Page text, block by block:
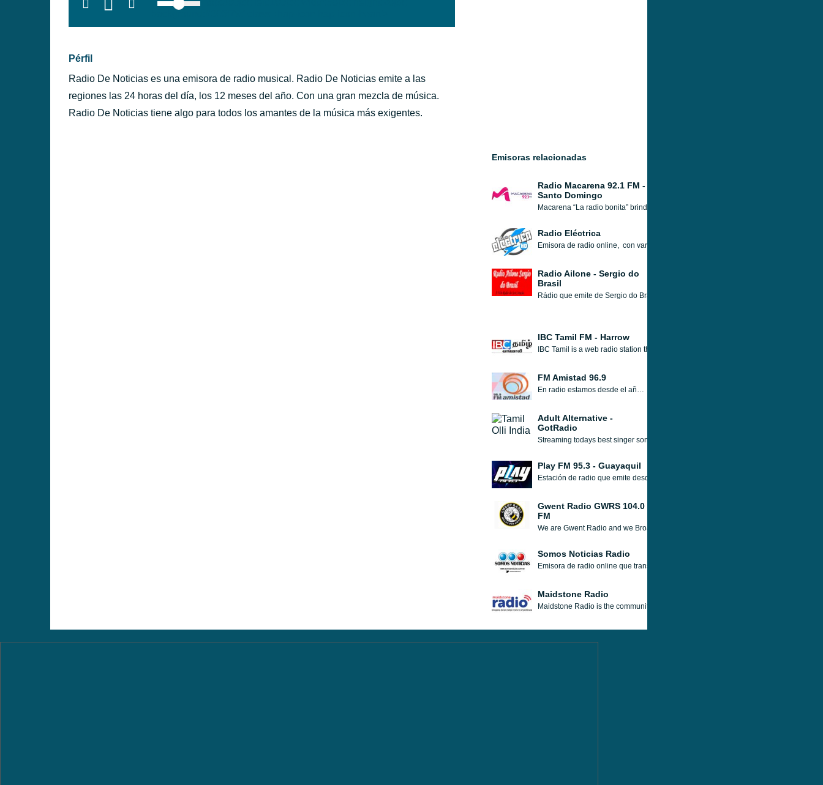
Pérfil
Radio De Noticias es una emisora de radio musical. Radio De Noticias emite a las
regiones las 24 horas del día, los 12 meses del año. Con una gran mezcla de música.
Radio De Noticias tiene algo para todos los amantes de la música más exigentes.
Emisoras relacionadas
Radio Macarena 92.1 FM -
Santo Domingo
Macarena “La radio bonita” brinda entretenimiento mediante productos
Radio Eléctrica
Emisora de radio online, con varios años de trayectoria ofreciendo contenido en
Radio Ailone - Sergio do
Brasil
Rádio que emite de Sergio do Brasil, com uma programação musical que abrange
IBC Tamil FM - Harrow
IBC Tamil is a web radio station that aims to build bridges of communion among the
FM Amistad 96.9
En radio estamos desde el año 1997 brindando un mensaje especial a través de nuestra emisora FM 96.9 "RADIO AMISTAD". La misma está consolidada como una de las emisoras más escuchadas. Cada día ofrecemos una programación variada que informa, educa y entretiene con principios cristianos. A través del paso de los años, la radio se fue expandiendo pudiendo llegar a otras ciudades no solo por la página web sino mediante diferentes emisoras.
Adult Alternative -
GotRadio
Streaming todays best singer songwriters and melodic alternative bands. GotRadio
Play FM 95.3 - Guayaquil
Estación de radio que emite desde Guayaquil, Ecuador, con una programación sobre
Gwent Radio GWRS 104.0
FM
We are Gwent Radio and we Broadcasting live from the heart of Newport, Gwent,
Somos Noticias Radio
Emisora de radio online que transmite desde Caracas, Venezuela, con una
Maidstone Radio
Maidstone Radio is the community radio station bringing you music, community